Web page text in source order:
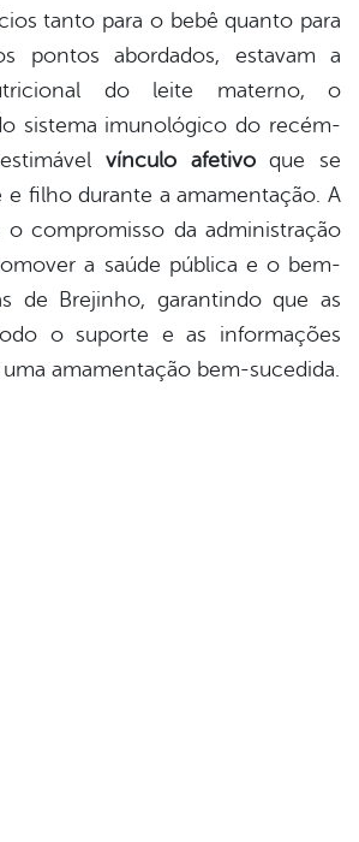
tanto para o bebê quanto para
pontos abordados, estavam a
do leite materno, o
sistema imunológico do recém-
vínculo afetivoque se
e filho durante a amamentação. A
o compromisso da administração
a saúde pública e o bem-
de Brejinho, garantindo que as
o suporte e as informações
uma amamentação bem-sucedida.